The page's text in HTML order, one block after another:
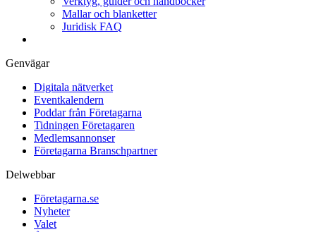
Mallar och blanketter
Juridisk FAQ
Genvägar
Digitala nätverket
Eventkalendern
Poddar från Företagarna
Tidningen Företagaren
Medlemsannonser
Företagarna Branschpartner
Delwebbar
Företagarna.se
Nyheter
Valet